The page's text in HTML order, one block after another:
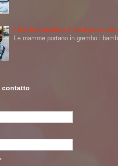
I bambini ereditano l' intelligenza
Le mamme portano in grembo i
contatto